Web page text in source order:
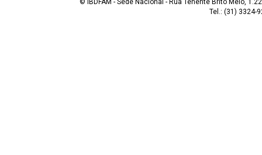
© IBDFAM - Sede Nacional - Rua Tenente Brito Melo,
Tel.: (31) 3324-